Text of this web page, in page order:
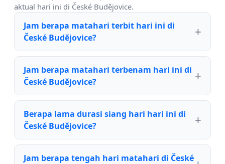
aktual hari ini di České Budějovice.
Jam berapa matahari terbit hari ini di
České Budějovice?
Jam berapa matahari terbenam hari ini di
České Budějovice?
Berapa lama durasi siang hari hari ini di
České Budějovice?
Jam berapa tengah hari matahari di České